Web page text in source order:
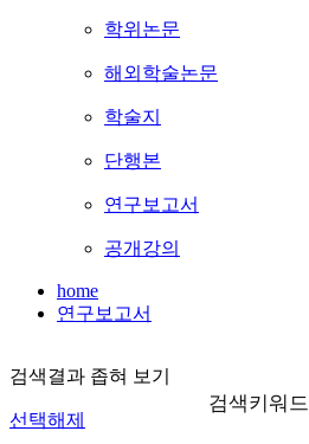
학위논문
해외학술논문
학술지
단행본
연구보고서
공개강의
home
연구보고서
검색결과 좁혀 보기
선택해제
검색키워드